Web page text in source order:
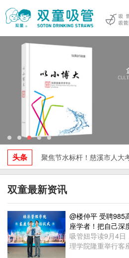
头条 聚焦节水标杆！慈溪市人大
习，探索水资源循环利用与绿色发展实
双童最新资讯
@楼仲平 受聘985
座学者！把自己深
吸管妞导读9月4日
理学院隆重举行客